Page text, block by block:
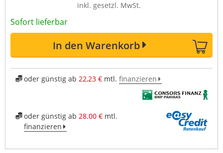
inkl. gesetzl. MwSt.
Sofort lieferbar
In den Warenkorb
oder günstig ab 22,23 €mtl. finanzieren
oder günstig ab 28.00 €mtl.
finanzieren